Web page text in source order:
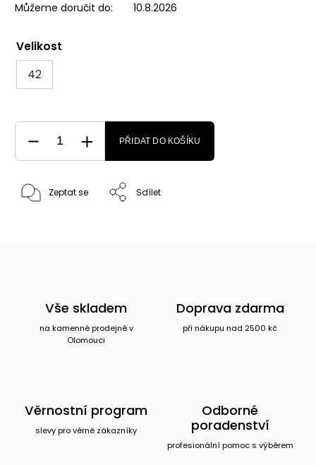
Můžeme doručit do: 10.8.2026
Velikost
42
PŘIDAT DO KOŠÍKU
Zeptat se Sdílet
Vše skladem
na kamenné prodejně v
Olomouci
Doprava zdarma
při nákupu nad 2500 kč
Věrnostní program
slevy pro věrné zákazníky
Odborné
poradenství
profesionální pomoc s výběrem